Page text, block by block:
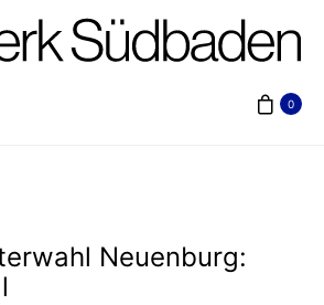
0
Neuenburg: